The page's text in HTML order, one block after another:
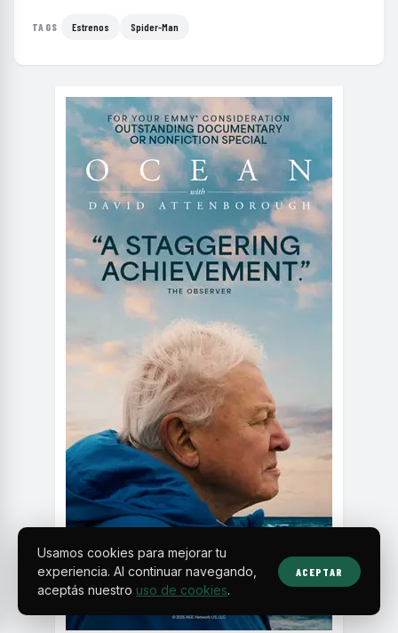
TAGS Estrenos Spider-Man
Usamos cookies para mejorar tu
experiencia. Al continuar navegando,
aceptás nuestro uso de cookies.
ACEPTAR